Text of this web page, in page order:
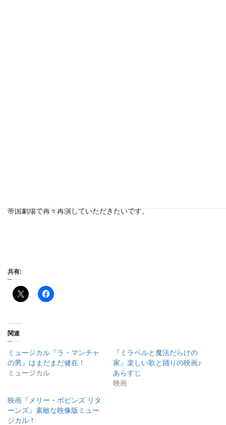
帝国劇場で再々再演していただきたいです。
共有:
関連
ミュージカル『ラ・マンチャ
の男』はまだまだ健在！
ミュージカル
『ミラベルと魔法だらけの
家』楽しい歌と踊りの映画♪
あらすじ
映画
映画『メリー・ポピンズ リタ
ーンズ』素敵な映像版ミュー
ジカル！